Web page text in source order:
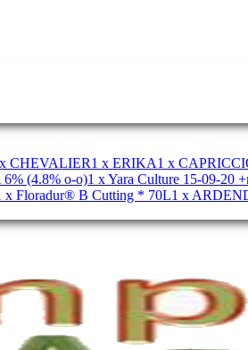
CHEVALIER1 x ERIKA1 x
(4.8% o-o)1 x Yara Culture 15-09-20
x Floradur® B Cutting * 70L1 x